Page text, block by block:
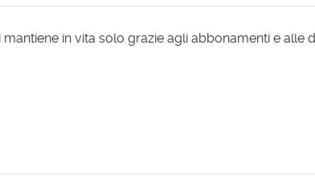
in vita solo grazie agli abbonamenti e alle